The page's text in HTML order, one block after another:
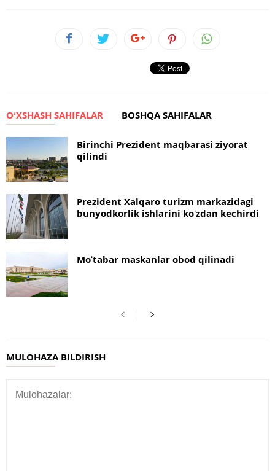
OʻXSHASH SAHIFALAR BOSHQA SAHIFALAR
Birinchi Prezident maqbarasi ziyorat
qilindi
Prezident Xalqaro turizm markazidagi
bunyodkorlik ishlarini koʻzdan kechirdi
Moʻtabar maskanlar obod qilinadi
MULOHAZA BILDIRISH